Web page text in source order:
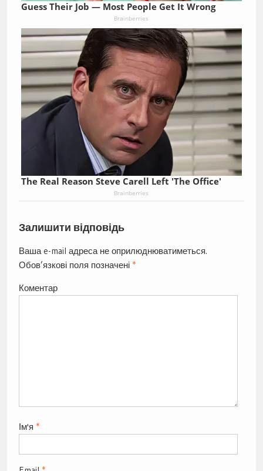
Guess Their Job — Most People Get It Wrong
Brainberries
The Real Reason Steve Carell Left 'The Office'
Brainberries
Залишити відповідь
Ваша e-mail адреса не оприлюднюватиметься.
Обов’язкові поля позначені *
Коментар
Ім'я *